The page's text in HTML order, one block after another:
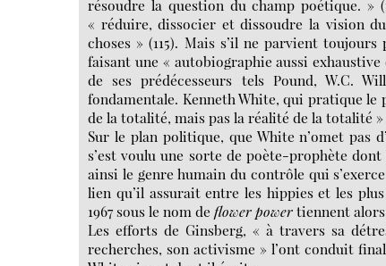
résoudre la question du champ poétique. »
« réduire, dissocier et dissoudre la vision
choses » (115). Mais s’il ne parvient
faisant une « autobiographie aussi
de ses prédécesseurs tels Pound, W.C.
fondamentale. Kenneth White, qui pratique
de la totalité, mais pas la réalité de la totalité »
Sur le plan politique, que White n’omet pas
s’est voulu une sorte de poète-prophète
ainsi le genre humain du contrôle qui
lien qu’il assurait entre les hippies et les
1967 sous le nom deflower powertiennent
Les efforts de Ginsberg, « à travers sa
recherches, son activisme » l’ont conduit